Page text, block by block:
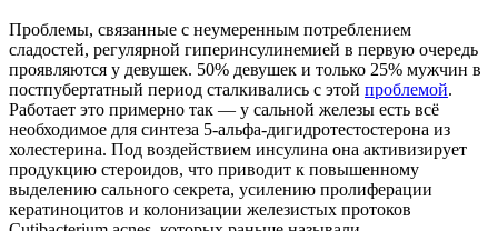
Проблемы, связанные с неумеренным потреблением
сладостей, регулярной гиперинсулинемией в первую очередь
проявляются у девушек. 50% девушек и только 25% мужчин в
постпубертатный период сталкивались с этой проблемой.
Работает это примерно так — у сальной железы есть всё
необходимое для синтеза 5-альфа-дигидротестостерона из
холестерина. Под воздействием инсулина она активизирует
продукцию стероидов, что приводит к повышенному
выделению сального секрета, усилению пролиферации
кератиноцитов и колонизации железистых протоков